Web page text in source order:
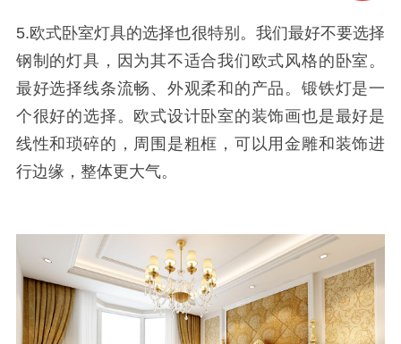
5.欧式卧室灯具的选择也很特别。我们最好不要选择
钢制的灯具，因为其不适合我们欧式风格的卧室。
最好选择线条流畅、外观柔和的产品。锻铁灯是一
个很好的选择。欧式设计卧室的装饰画也是最好是
线性和琐碎的，周围是粗框，可以用金雕和装饰进
行边缘，整体更大气。